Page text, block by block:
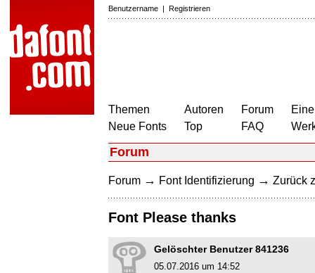
Benutzername | Registrieren
Themen
Neue Fonts
Autoren
Top
Forum
FAQ
Forum
Forum → Font Identifizierung → Zurück
Font Please thanks
Gelöschter Benutzer 841236
05.07.2016 um 14:52